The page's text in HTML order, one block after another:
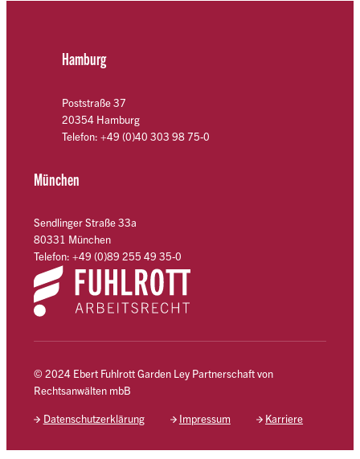
Hamburg
Poststraße 37
20354 Hamburg
Telefon: +49 (0)40 303 98 75-0
München
Sendlinger Straße 33a
80331 München
Telefon: +49 (0)89 255 49 35-0
© 2024 Ebert Fuhlrott Garden Ley Partnerschaft von
Rechtsanwälten mbB
Datenschutzerklärung Impressum Karriere